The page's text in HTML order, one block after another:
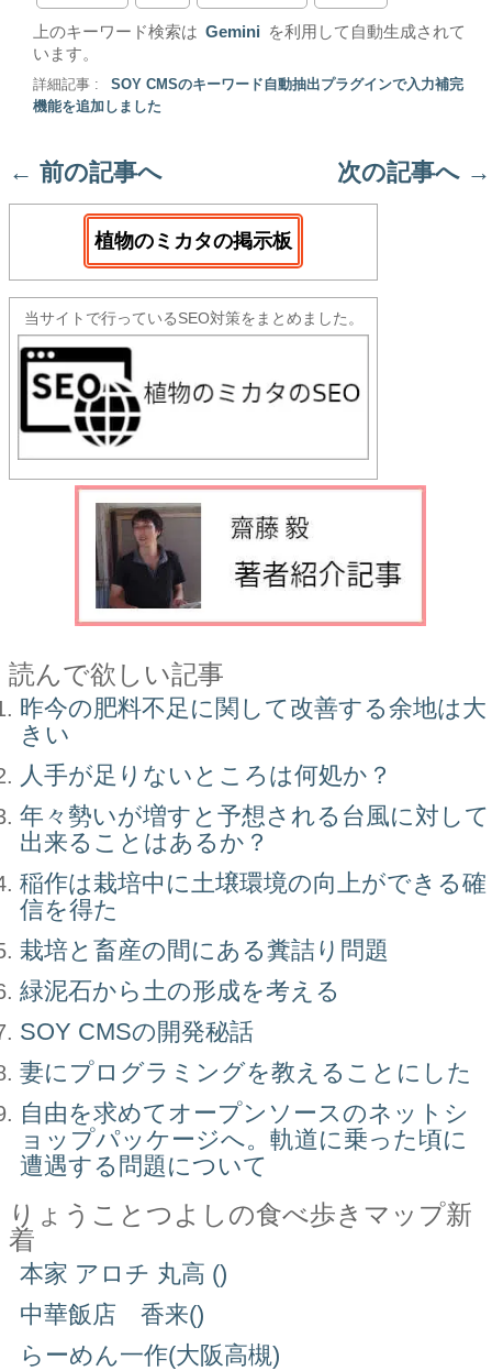
上のキーワード検索は Gemini
を利用して自動生成されて
います。
詳細記事 :
SOY CMSのキーワード自動抽出プラグインで入力補完
機能を追加しました
← 前の記事へ 次の記事へ →
植物のミカタの掲示板
当サイトで行っているSEO対策をまとめました。
読んで欲しい記事
昨今の肥料不足に関して改善する余地は大
きい
人手が足りないところは何処か？
年々勢いが増すと予想される台風に対して
出来ることはあるか？
稲作は栽培中に土壌環境の向上ができる確
信を得た
栽培と畜産の間にある糞詰り問題
緑泥石から土の形成を考える
SOY CMSの開発秘話
妻にプログラミングを教えることにした
自由を求めてオープンソースのネットシ
ョップパッケージへ。軌道に乗った頃に
遭遇する問題について
りょうことつよしの食べ歩きマップ新
着
本家 アロチ 丸高 ()
中華飯店 香来()
らーめん一作(大阪高槻)